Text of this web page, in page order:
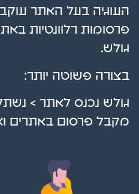
העוגיה בעל האתר עוקב
פרסומות רלוונטיות
גולש.
בצורה פשוטה יותר:
מקבל פרסום באתרים